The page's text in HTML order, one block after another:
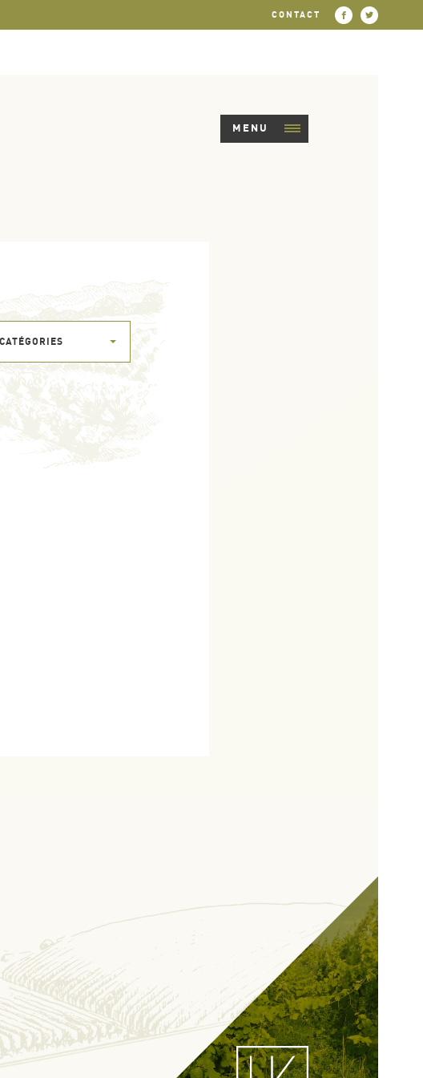
CONTACT
MENU
CATÉGORIES